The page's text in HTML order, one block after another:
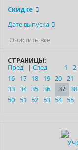
Скидке
Дате выпуска
Очистить все
СТРАНИЦЫ:
Пред
| След 1 2
16
17 18 19 20 21
33 34 35 36 37 38
50
51 52 53 54 55